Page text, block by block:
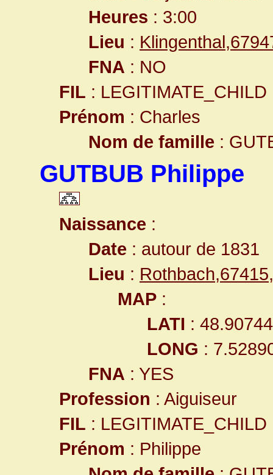
Heures : 3:00
Lieu :
FNA : NO
FIL : LEGITIMATE_CHILD
Prénom : Charles
Nom de famille :
GUTBUB Philippe
Naissance :
Date : autour de 1831
Lieu :
MAP :
LATI :
LONG :
FNA : YES
Profession : Aiguiseur
FIL : LEGITIMATE_CHILD
Prénom : Philippe